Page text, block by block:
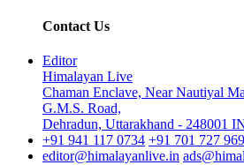
Contact Us
Editor
Himalayan Live
Chaman Enclave, Near Nautiyal
G.M.S. Road,
Dehradun, Uttarakhand - 248001
+91 941 117 0734 +91 701 727
editor@himalayanlive.in